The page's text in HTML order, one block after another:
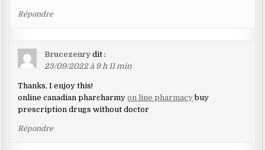
Répondre
Brucezenry dit :
23/09/2022 à 9 h 11 min
Thanks, I enjoy this!
online canadian pharcharmyon line pharmacybuy
prescription drugs without doctor
Répondre